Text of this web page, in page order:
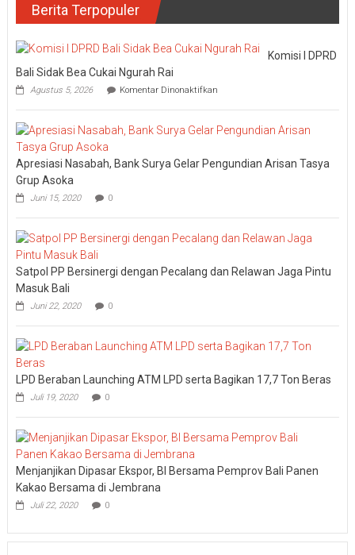
Berita Terpopuler
Komisi I DPRD
Bali Sidak Bea Cukai Ngurah Rai
Agustus 5, 2026 Komentar Dinonaktifkanpada
I
DPRD
Bali
Bea
Apresiasi Nasabah, Bank Surya Gelar Pengundian Arisan Tasya
Grup Asoka
Juni 15, 2020 0
Satpol PP Bersinergi dengan Pecalang dan Relawan Jaga Pintu
Masuk Bali
Juni 22, 2020 0
LPD Beraban Launching ATM LPD serta Bagikan 17,7 Ton Beras
Juli 19, 2020 0
Menjanjikan Dipasar Ekspor, BI Bersama Pemprov Bali Panen
Kakao Bersama di Jembrana
Juli 22, 2020 0